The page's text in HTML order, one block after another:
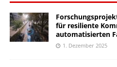
für resiliente
automatisierten
1. Dezember 2025